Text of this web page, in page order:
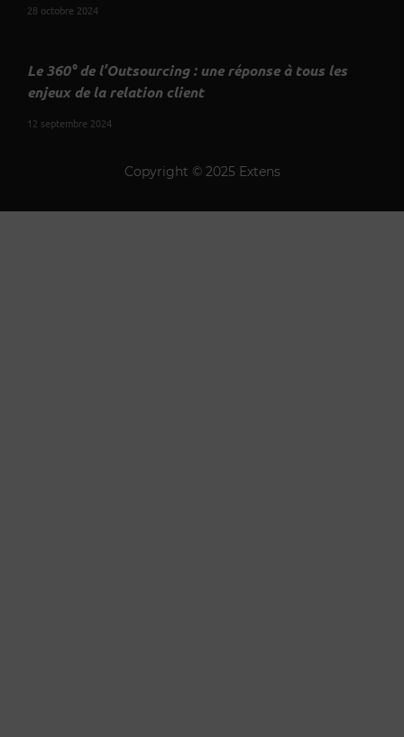
28 octobre 2024
Le 360° de l’Outsourcing : une réponse à tous les
enjeux de la relation client
12 septembre 2024
Copyright © 2025 Extens